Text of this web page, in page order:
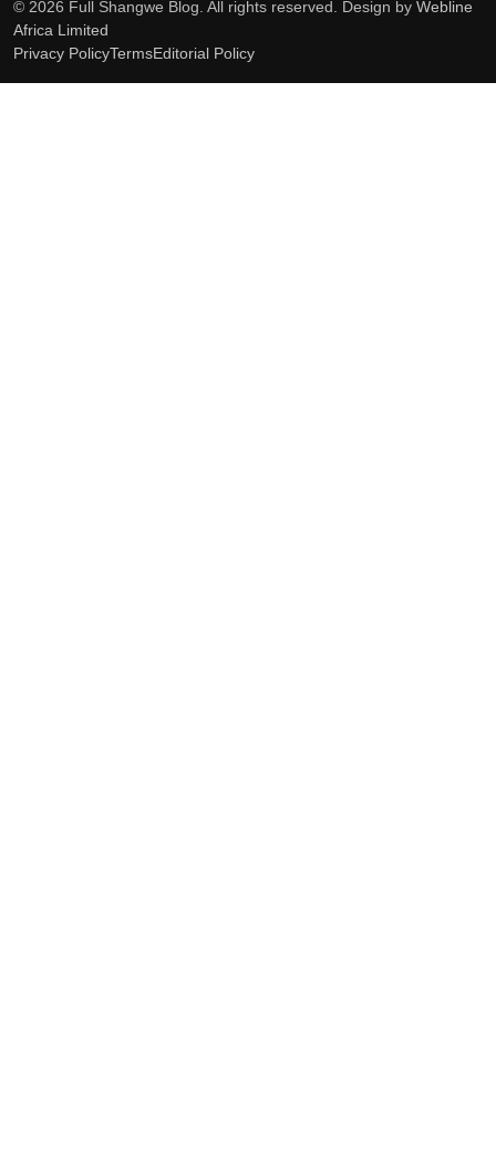
© 2026 Full Shangwe Blog. All rights reserved. Design by Webline
Africa Limited
Privacy PolicyTermsEditorial Policy